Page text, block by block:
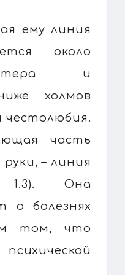
ему линия
около
и
холмов
честолюбия.
часть
– линия
1.3). Она
о болезнях
том, что